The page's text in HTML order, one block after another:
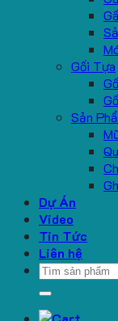
Gối Tựa
Sản
Dự Án
Video
Tin Tức
Liên hệ
Search